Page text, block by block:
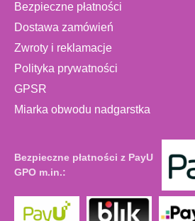
Bezpieczne płatności
Dostawa zamówień
Zwroty i reklamacje
Polityka prywatności
GPSR
Miarka obwodu nadgarstka
Bezpieczne płatności z PayU
GPO m.in.: